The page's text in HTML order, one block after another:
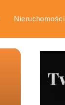
Nieruchomości